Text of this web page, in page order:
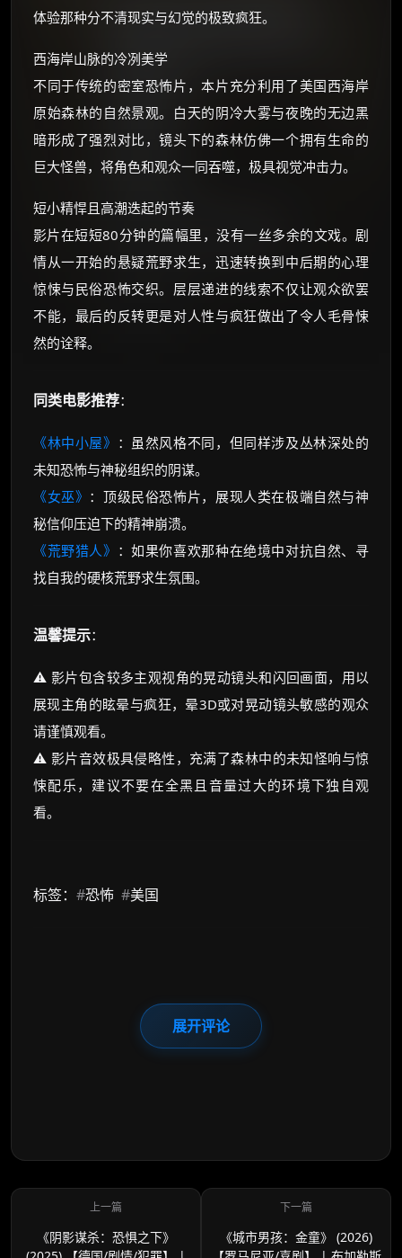
体验那种分不清现实与幻觉的极致疯狂。
西海岸山脉的冷冽美学
不同于传统的密室恐怖片，本片充分利用了美国西海岸
原始森林的自然景观。白天的阴冷大雾与夜晚的无边黑
暗形成了强烈对比，镜头下的森林仿佛一个拥有生命的
巨大怪兽，将角色和观众一同吞噬，极具视觉冲击力。
短小精悍且高潮迭起的节奏
影片在短短80分钟的篇幅里，没有一丝多余的文戏。剧
情从一开始的悬疑荒野求生，迅速转换到中后期的心理
惊悚与民俗恐怖交织。层层递进的线索不仅让观众欲罢
不能，最后的反转更是对人性与疯狂做出了令人毛骨悚
然的诠释。
同类电影推荐：
《林中小屋》 ：虽然风格不同，但同样涉及丛林深处的
未知恐怖与神秘组织的阴谋。
《女巫》 ：顶级民俗恐怖片，展现人类在极端自然与神
秘信仰压迫下的精神崩溃。
《荒野猎人》 ：如果你喜欢那种在绝境中对抗自然、寻
找自我的硬核荒野求生氛围。
温馨提示：
⚠️ 影片包含较多主观视角的晃动镜头和闪回画面，用以
展现主角的眩晕与疯狂，晕3D或对晃动镜头敏感的观众
请谨慎观看。
⚠️ 影片音效极具侵略性，充满了森林中的未知怪响与惊
悚配乐，建议不要在全黑且音量过大的环境下独自观
看。
标签： #恐怖 #美国
展开评论
《阴影谋杀：恐惧之下》
《城市男孩：金童》 (2026)